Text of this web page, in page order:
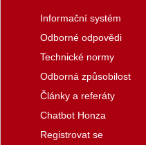
Informační systém
Odborné odpovědi
Technické normy
Odborná způsobilost
Články a referáty
Chatbot Honza
Registrovat se